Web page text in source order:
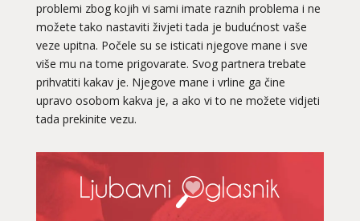
problemi zbog kojih vi sami imate raznih problema i ne
možete tako nastaviti živjeti tada je budućnost vaše
veze upitna. Počele su se isticati njegove mane i sve
više mu na tome prigovarate. Svog partnera trebate
prihvatiti kakav je. Njegove mane i vrline ga čine
upravo osobom kakva je, a ako vi to ne možete vidjeti
tada prekinite vezu.